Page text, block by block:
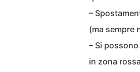
–
(ma sempre
– Si possono
in zona